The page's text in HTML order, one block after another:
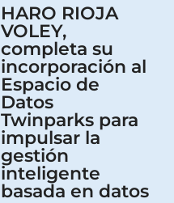
HARO RIOJA
VOLEY,
completa su
incorporación al
Espacio de
Datos
Twinparks para
impulsar la
gestión
inteligente
basada en datos